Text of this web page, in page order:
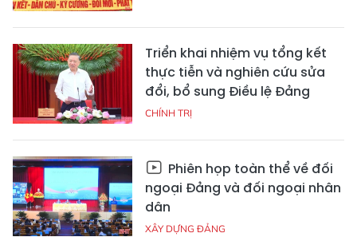
Triển khai nhiệm vụ tổng kết
thực tiễn và nghiên cứu sửa
đổi, bổ sung Điều lệ Đảng
CHÍNH TRỊ
Phiên họp toàn thể về đối
ngoại Đảng và đối ngoại nhân
dân
XÂY DỰNG ĐẢNG